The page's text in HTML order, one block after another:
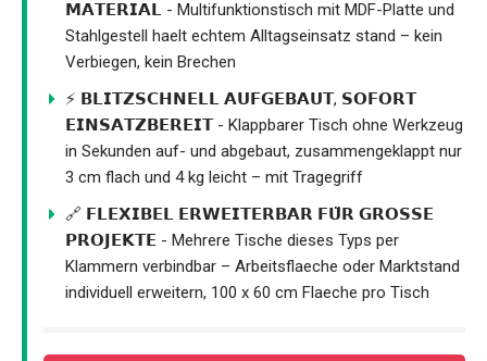
𝗠𝗔𝗧𝗘𝗥𝗜𝗔𝗟 - Multifunktionstisch mit MDF-Platte und
Stahlgestell haelt echtem Alltagseinsatz stand – kein
Verbiegen, kein Brechen
⚡ 𝗕𝗟𝗜𝗧𝗭𝗦𝗖𝗛𝗡𝗘𝗟𝗟 𝗔𝗨𝗙𝗚𝗘𝗕𝗔𝗨𝗧, 𝗦𝗢𝗙𝗢𝗥𝗧
𝗘𝗜𝗡𝗦𝗔𝗧𝗭𝗕𝗘𝗥𝗘𝗜𝗧 - Klappbarer Tisch ohne Werkzeug
in Sekunden auf- und abgebaut, zusammengeklappt nur
3 cm flach und 4 kg leicht – mit Tragegriff
🔗 𝗙𝗟𝗘𝗫𝗜𝗕𝗘𝗟 𝗘𝗥𝗪𝗘𝗜𝗧𝗘𝗥𝗕𝗔𝗥 𝗙𝗨̈𝗥 𝗚𝗥𝗢𝗦𝗦𝗘
𝗣𝗥𝗢𝗝𝗘𝗞𝗧𝗘 - Mehrere Tische dieses Typs per
Klammern verbindbar – Arbeitsflaeche oder Marktstand
individuell erweitern, 100 x 60 cm Flaeche pro Tisch